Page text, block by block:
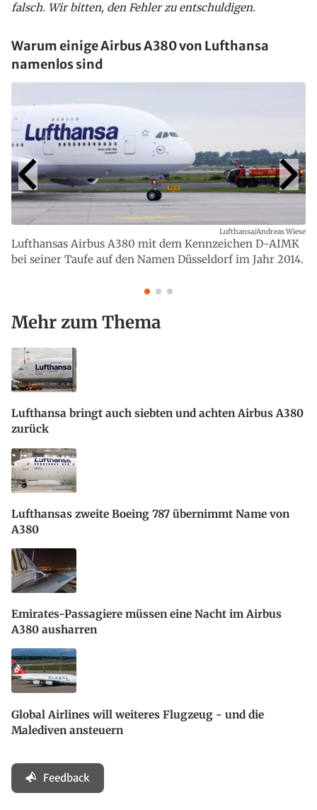
falsch. Wir bitten, den Fehler zu entschuldigen.
Warum einige Airbus A380 von Lufthansa
namenlos sind
Lufthansas Airbus A380 mit dem Kennzeichen D-AIMK
bei seiner Taufe auf den Namen Düsseldorf im Jahr 2014.
Lufthansa/Andreas Wiese
Mehr zum Thema
Lufthansa bringt auch siebten und achten Airbus A380
zurück
Lufthansas zweite Boeing 787 übernimmt Name von
A380
Emirates-Passagiere müssen eine Nacht im Airbus
A380 ausharren
Global Airlines will weiteres Flugzeug - und die
Malediven ansteuern
Feedback